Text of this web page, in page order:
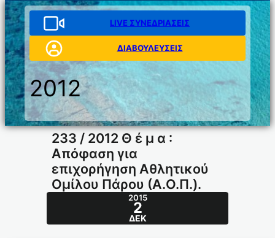
LIVE ΣΥΝΕΔΡΙΑΣΕΙΣ
ΔΙΑΒΟΥΛΕΥΣΕΙΣ
2012
233 / 2012 Θ έ μ α :
Απόφαση για
επιχορήγηση Αθλητικού
Ομίλου Πάρου (Α.Ο.Π.).
2015
2
ΔΕΚ